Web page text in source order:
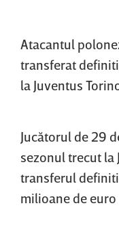
Atacantul
transferat
la Juventus
Jucătorul de 29
sezonul trecut
transferul
milioane de